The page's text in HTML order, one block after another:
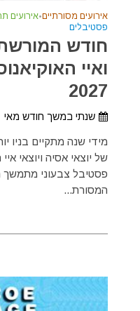
אירועים מסורתיים•אירועים
פסטיבלים
חודש
ואיי
2027
שנתי במשך חודש מאי
מידי שנה מתקיים בניו
של יוצאי אסיה ויוצאי
פסטיבל צבעוני מתמשך
המסורת...